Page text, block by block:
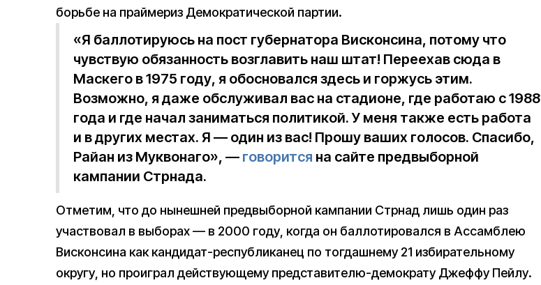
борьбе на праймериз Демократической партии.
«Я баллотируюсь на пост губернатора Висконсина, потому что
чувствую обязанность возглавить наш штат! Переехав сюда в
Маскего в 1975 году, я обосновался здесь и горжусь этим.
Возможно, я даже обслуживал вас на стадионе, где работаю с 1988
года и где начал заниматься политикой. У меня также есть работа
и в других местах. Я — один из вас! Прошу ваших голосов. Спасибо,
Райан из Муквонаго», — говорится на сайте предвыборной
кампании Стрнада.
Отметим, что до нынешней предвыборной кампании Стрнад лишь один раз
участвовал в выборах — в 2000 году, когда он баллотировался в Ассамблею
Висконсина как кандидат-республиканец по тогдашнему 21 избирательному
округу, но проиграл действующему представителю-демократу Джеффу Пейлу.